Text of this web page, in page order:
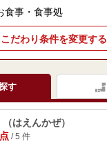
食事・食事処
こだわり条件を変更する
す
はえんかぜ）
/ 5 件